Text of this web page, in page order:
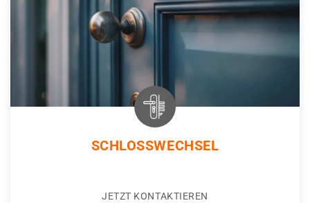
SCHLOSSWECHSEL
JETZT KONTAKTIEREN